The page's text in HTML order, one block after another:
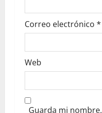
Correo electrónico *
Web
Guarda mi nombre,